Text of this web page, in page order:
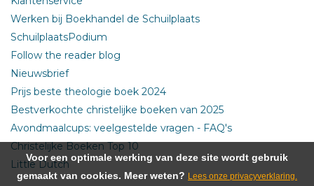
Werken bij Boekhandel de Schuilplaats
SchuilplaatsPodium
Follow the reader blog
Nieuwsbrief
Prijs beste theologie boek 2024
Bestverkochte christelijke boeken van 2025
Avondmaalcups: veelgestelde vragen - FAQ's
Christelijke Boeken Top 10
Little Dutch
Voor een optimale werking van deze site wordt gebruik
gemaakt van cookies. Meer weten? Lees onze privacyverklaring.